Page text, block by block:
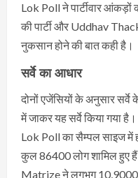
Lok Poll ने पार्टीवार
की पार्टी और Uddhav
नुकसान होने की बात कही है।
सर्वे का आधार
दोनों एजेंसियों के अनुसार सर्वे
में जाकर यह सर्वे किया गया है।
Lok Poll का सैम्पल साइज में
कुल 86400 लोग शामिल हुए
Matrize ने लगभग 10,9000